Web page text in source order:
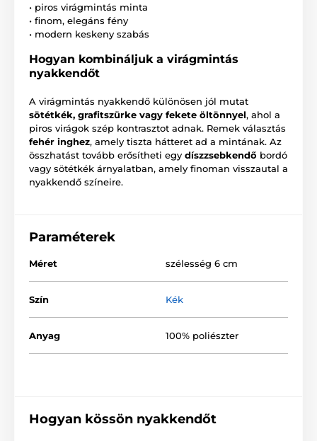
• piros virágmintás minta
• finom, elegáns fény
• modern keskeny szabás
Hogyan kombináljuk a virágmintás
nyakkendőt
A virágmintás nyakkendő különösen jól mutat
sötétkék, grafitszürke vagy fekete öltönnyel, ahol a
piros virágok szép kontrasztot adnak. Remek választás
fehér inghez, amely tiszta hátteret ad a mintának. Az
összhatást tovább erősítheti egy díszzsebkendő bordó
vagy sötétkék árnyalatban, amely finoman visszautal a
nyakkendő színeire.
Paraméterek
Méret szélesség 6 cm
Szín Kék
Anyag 100% poliészter
Hogyan kössön nyakkendőt